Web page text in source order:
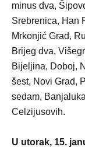
minus dva,
Srebrenica, Han
Mrkonjić Grad,
Brijeg dva,
Bijeljina, Doboj,
šest, Novi Grad,
sedam,
Celzijusovih.
U utorak, 15.